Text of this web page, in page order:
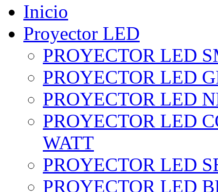
Inicio
Proyector LED
PROYECTOR LED
PROYECTOR LED
PROYECTOR LED
PROYECTOR LED
WATT
PROYECTOR LED
PROYECTOR LED